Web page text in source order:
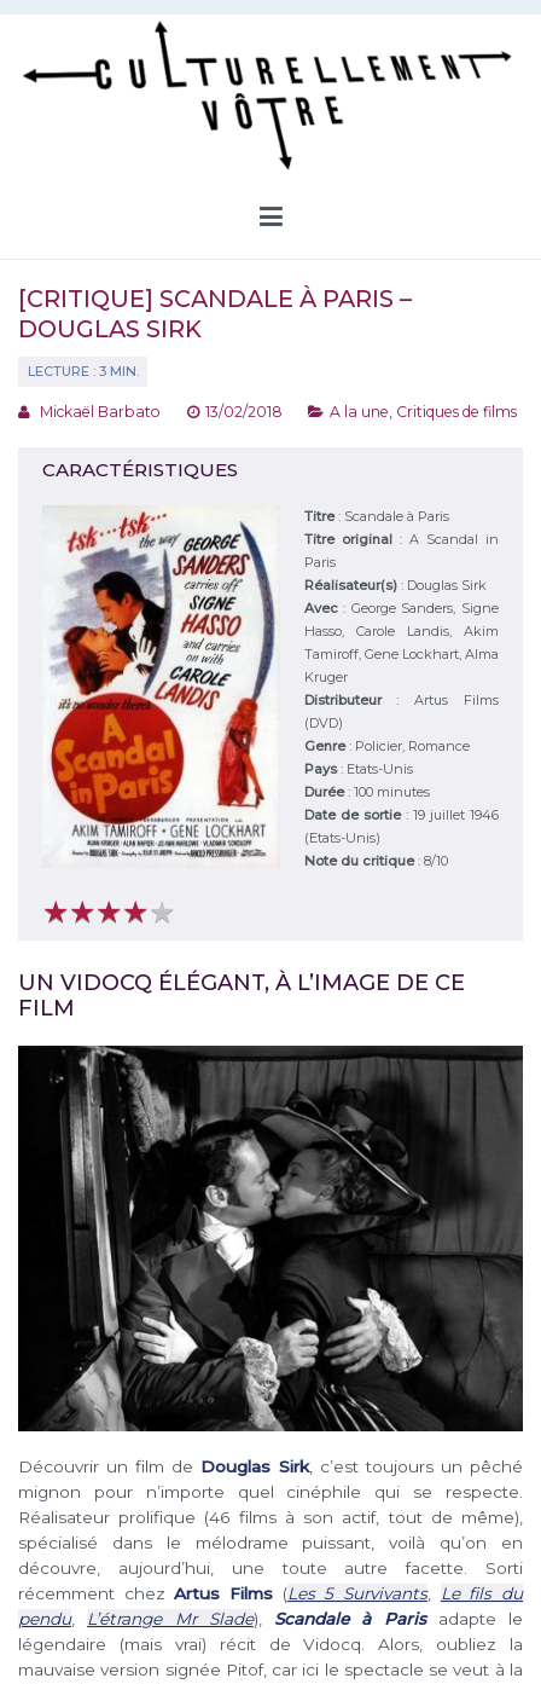
Aller
contenu
[CRITIQUE] SCANDALE À PARIS –
DOUGLAS SIRK
Mickaël Barbato 13/02/2018 A la une Critiques de films
CARACTÉRISTIQUES
Titre: Scandale à Paris
Titre original : A Scandal in
Paris
Réalisateur(s) : Douglas Sirk
Avec: George Sanders, Signe
Hasso, Carole Landis, Akim
Tamiroff, Gene Lockhart, Alma
Kruger
Distributeur:Artus Films
(DVD)
Genre: Policier, Romance
Pays: Etats-Unis
Durée: 100 minutes
Date de sortie : 19 juillet 1946
(Etats-Unis)
Note du critique: 8/10
★★★★★
★★★★★
UN VIDOCQ ÉLÉGANT, À L’IMAGE DE CE
FILM
Découvrir un film de Douglas Sirk, c’est toujours un pêché
mignon pour n’importe quel cinéphile qui se respecte.
Réalisateur prolifique (46 films à son actif, tout de même),
spécialisé dans le mélodrame puissant, voilà qu’on en
découvre, aujourd’hui, une toute autre facette. Sorti
récemment chezArtus Films (Les 5 Survivants,
Le fils du
pendu, L’étrange Mr Slade), Scandale à Parisadapte le
légendaire (mais vrai) récit de Vidocq. Alors, oubliez la
mauvaise version signée Pitof, car ici le spectacle se veut à la